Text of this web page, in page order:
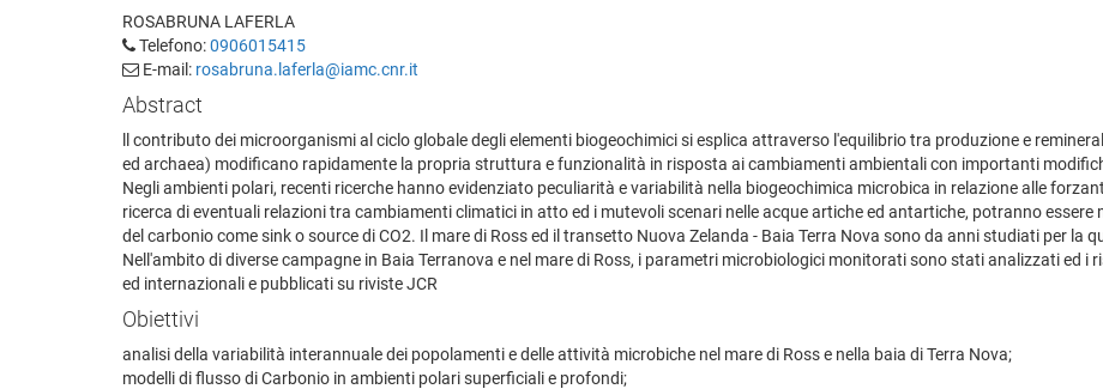
ROSABRUNA LAFERLA
Telefono:0906015415
E-mail: rosabruna.laferla@iamc.cnr.it
Abstract
ll contributo dei microorganismi al ciclo globale degli elementi biogeochimici si esplica attraverso l'equilibrio tra produzione e
ed archaea) modificano rapidamente la propria struttura e funzionalità in risposta ai cambiamenti ambientali con importanti
Negli ambienti polari, recenti ricerche hanno evidenziato peculiarità e variabilità nella biogeochimica microbica in relazione alle
ricerca di eventuali relazioni tra cambiamenti climatici in atto ed i mutevoli scenari nelle acque artiche ed antartiche, potranno essere
del carbonio come sink o source di CO2. Il mare di Ross ed il transetto Nuova Zelanda - Baia Terra Nova sono da anni studiati per la
Nell'ambito di diverse campagne in Baia Terranova e nel mare di Ross, i parametri microbiologici monitorati sono stati analizzati ed
ed internazionali e pubblicati su riviste JCR
Obiettivi
analisi della variabilità interannuale dei popolamenti e delle attività microbiche nel mare di Ross e nella baia di Terra Nova;
modelli di flusso di Carbonio in ambienti polari superficiali e profondi;